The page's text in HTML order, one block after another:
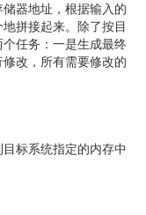
器地址，根据输入的
拼接起来。除了按目
任务：一是生成最终
改，所有需要修改的
标系统指定的内存中